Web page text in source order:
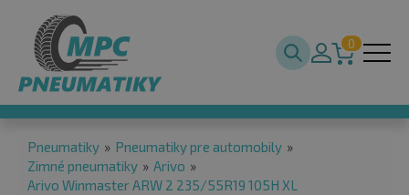
0
Pneumatiky » Pneumatiky pre automobily »
Zimné pneumatiky » Arivo »
Arivo Winmaster ARW 2 235/55R19 105H XL